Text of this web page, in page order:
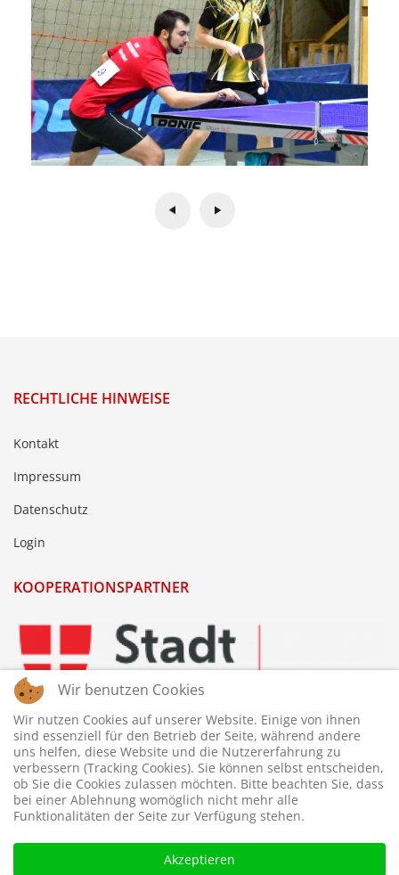
RECHTLICHE HINWEISE
Kontakt
Impressum
Datenschutz
Login
KOOPERATIONSPARTNER
Wir benutzen Cookies
Wir nutzen Cookies auf unserer Website. Einige von ihnen
sind essenziell für den Betrieb der Seite, während andere
uns helfen, diese Website und die Nutzererfahrung zu
verbessern (Tracking Cookies). Sie können selbst entscheiden,
ob Sie die Cookies zulassen möchten. Bitte beachten Sie, dass
bei einer Ablehnung womöglich nicht mehr alle
Funktionalitäten der Seite zur Verfügung stehen.
Akzeptieren